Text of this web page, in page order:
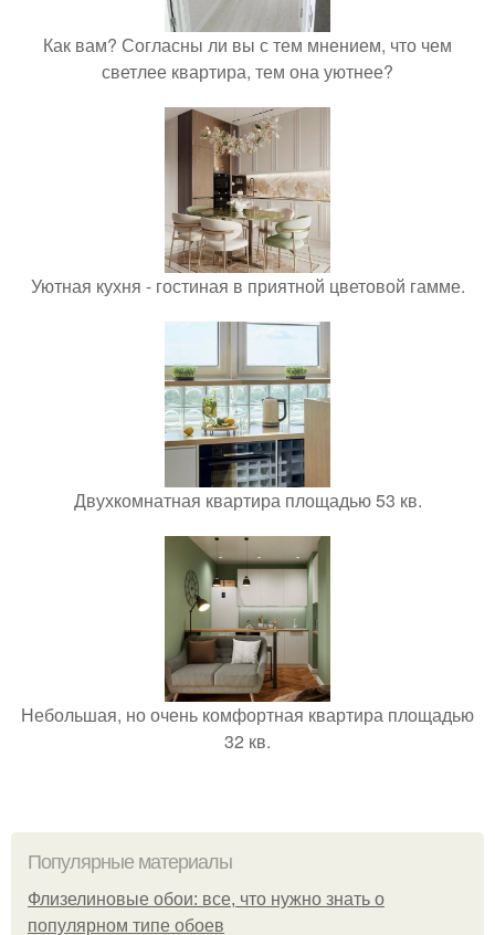
Как вам? Согласны ли вы с тем мнением, что чем
светлее квартира, тем она уютнее?
Уютная кухня - гостиная в приятной цветовой гамме.
Двухкомнатная квартира площадью 53 кв.
Небольшая, но очень комфортная квартира площадью
32 кв.
Популярные материалы
Флизелиновые обои: все, что нужно знать о
популярном типе обоев